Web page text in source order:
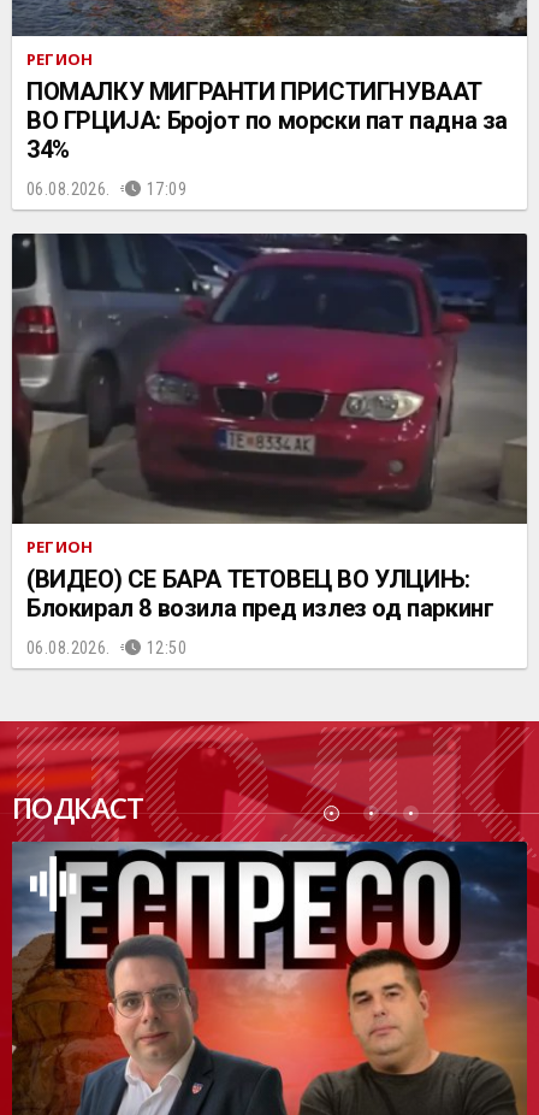
РЕГИОН
ПОМАЛКУ МИГРАНТИ ПРИСТИГНУВААТ
ВО ГРЦИЈА: Бројот по морски пат падна за
34%
06.08.2026. 17:09
РЕГИОН
(ВИДЕО) СЕ БАРА ТЕТОВЕЦ ВО УЛЦИЊ:
Блокирал 8 возила пред излез од паркинг
06.08.2026. 12:50
ПОДКАСТ
ПОДК
АСТ